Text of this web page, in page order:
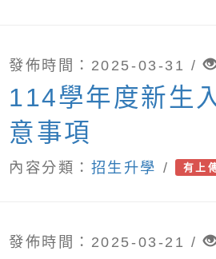
發佈時間：2025-03-31 /
114學年度新生
意事項
內容分類： 招生升學 / 有上
發佈時間：2025-03-21 /